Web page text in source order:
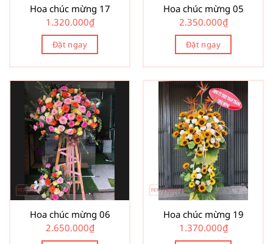
Hoa chúc mừng 17
1.320.000₫
Đặt ngay
Hoa chúc mừng 05
2.350.000₫
Đặt ngay
Hoa chúc mừng 06
2.650.000₫
Hoa chúc mừng 19
1.370.000₫